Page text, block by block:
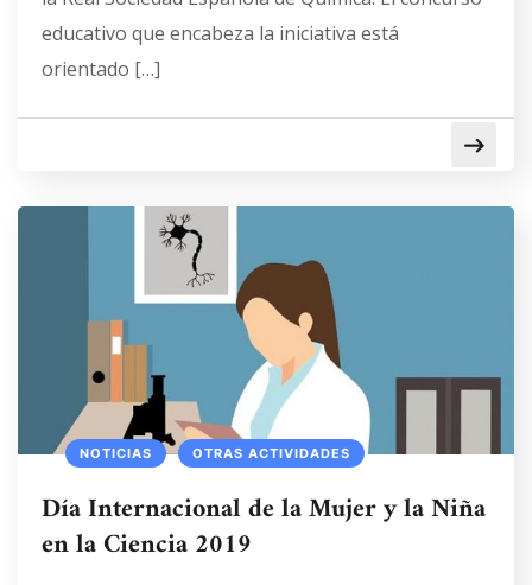
educativo que encabeza la iniciativa está
orientado […]
NOTICIAS OTRAS ACTIVIDADES
Día Internacional de la Mujer y la Niña
en la Ciencia 2019